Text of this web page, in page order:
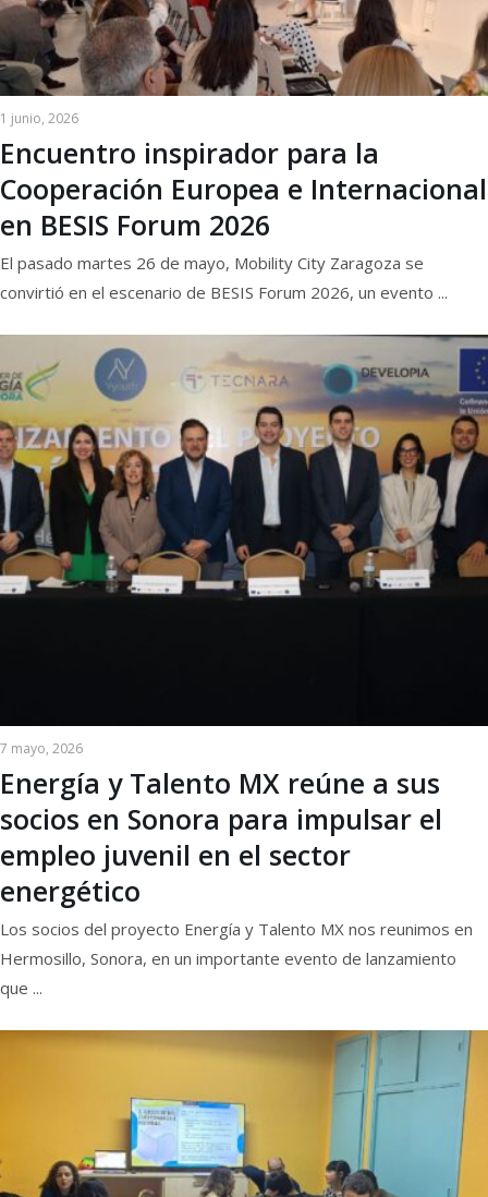
1 junio, 2026
Encuentro inspirador para la
Cooperación Europea e Internacional
en BESIS Forum 2026
El pasado martes 26 de mayo, Mobility City Zaragoza se
convirtió en el escenario de BESIS Forum 2026, un evento ...
7 mayo, 2026
Energía y Talento MX reúne a sus
socios en Sonora para impulsar el
empleo juvenil en el sector
energético
Los socios del proyecto Energía y Talento MX nos reunimos en
Hermosillo, Sonora, en un importante evento de lanzamiento
que ...